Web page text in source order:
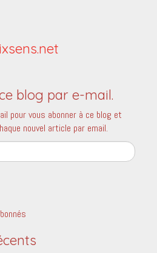
blog par e-mail.
pour vous abonner à ce blog et
nouvel article par email.